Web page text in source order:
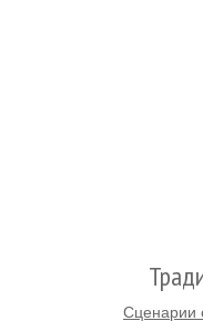
Сценарии